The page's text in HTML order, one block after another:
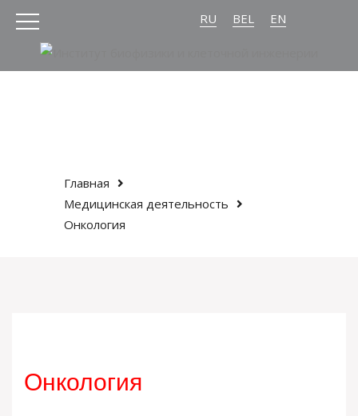
RU BEL EN
Главная
Медицинская деятельность
Онкология
Онкология